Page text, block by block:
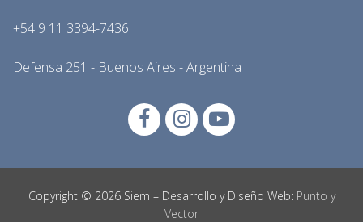
+54 9 11 3394-7436
Defensa 251 - Buenos Aires - Argentina
Copyright © 2026 Siem – Desarrollo y Diseño Web: Punto y
Vector